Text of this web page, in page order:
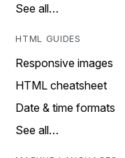
See all…
HTML GUIDES
Responsive images
HTML cheatsheet
Date & time formats
See all…